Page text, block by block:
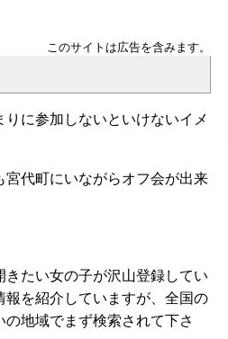
このサイトは広告を含みます。
に参加しないといけないイメ
代町にいながらオフ会が出来
たい女の子が沢山登録してい
報を紹介していますが、全国の
地域でまず検索されて下さ